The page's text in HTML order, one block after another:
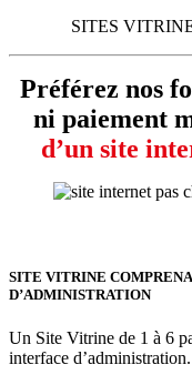
SITES
Préférez nos
ni paiement
d’un site
SITE VITRINE
D’ADMINISTRATION
Un Site Vitrine de 1 à 6
interface d’administration.